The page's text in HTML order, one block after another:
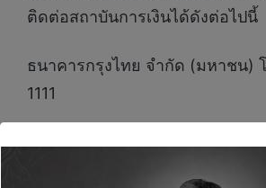
ติดต่อสถาบันการเงินได้ดังต่อไปนี้
ธนาคารกรุงไทย จำกัด (มหาชน)
1111
ธนาคารกสิกรไทย จำกัด (มหาช